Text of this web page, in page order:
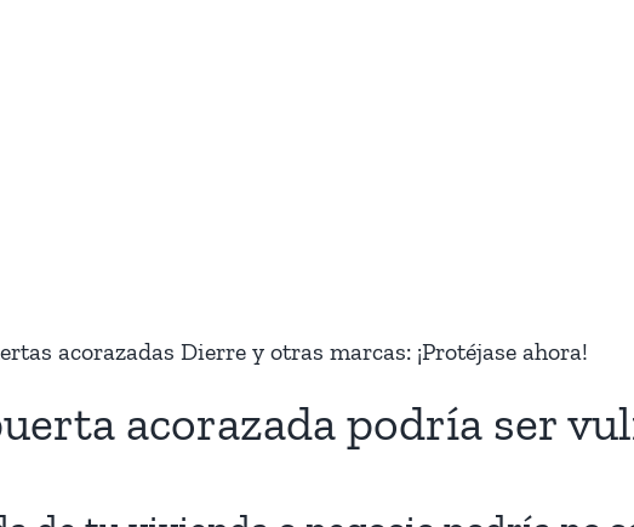
acorazadas Dierre y otras marcas: ¡Protéjase ahora!
acorazada podría ser